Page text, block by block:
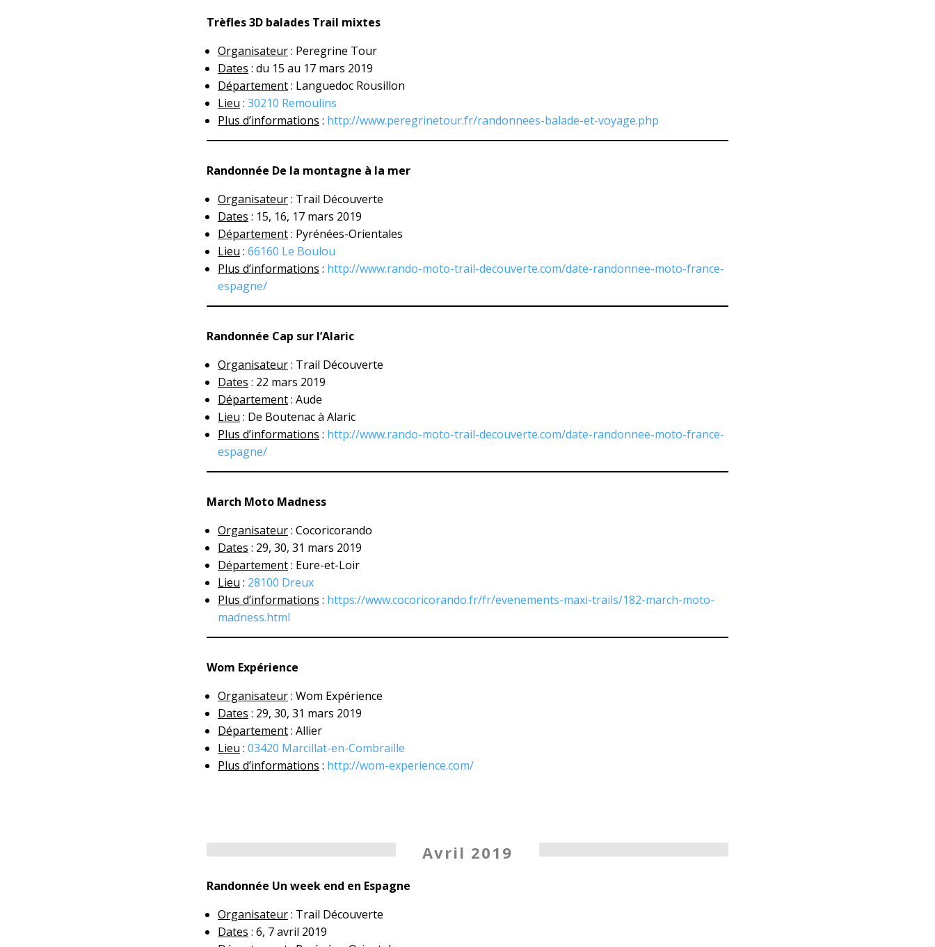
Trèfles 3D balades Trail mixtes
Organisateur: Peregrine Tour
Dates : du 15 au 17 mars 2019
Département: Languedoc Rousillon
Lieu : 30210 Remoulins
Plus d’informations : http://www.peregrinetour.fr/randonnees-balade-et-voyage.php
Randonnée De la montagne à la mer
Organisateur: Trail Découverte
Dates : 15, 16, 17 mars 2019
Département: Pyrénées-Orientales
Lieu : 66160 Le Boulou
Plus d’informations : http://www.rando-moto-trail-decouverte.com/date-randonnee-moto-france-
espagne/
Randonnée Cap sur l’Alaric
Organisateur: Trail Découverte
Dates : 22 mars 2019
Département: Aude
Lieu : De Boutenac à Alaric
Plus d’informations : http://www.rando-moto-trail-decouverte.com/date-randonnee-moto-france-
espagne/
March Moto Madness
Organisateur: Cocoricorando
Dates : 29, 30, 31 mars 2019
Département: Eure-et-Loir
Lieu : 28100 Dreux
Plus d’informations : https://www.cocoricorando.fr/fr/evenements-maxi-trails/182-march-moto-
madness.html
Wom Expérience
Organisateur: Wom Expérience
Dates : 29, 30, 31 mars 2019
Département: Allier
Lieu : 03420 Marcillat-en-Combraille
Plus d’informations : http://wom-experience.com/
Avril 2019
Randonnée Un week end en Espagne
Organisateur: Trail Découverte
Dates : 6, 7 avril 2019